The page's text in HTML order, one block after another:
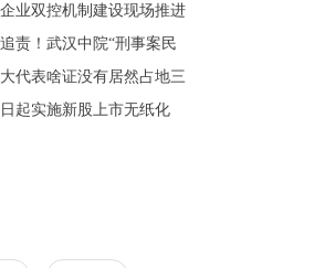
业双控机制建设现场推进
责！武汉中院“刑事案民
代表啥证没有居然占地三
起实施新股上市无纸化